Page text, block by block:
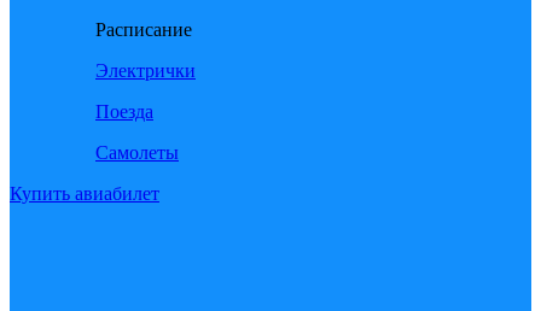
Расписание
Электрички
Поезда
Самолеты
Купить авиабилет